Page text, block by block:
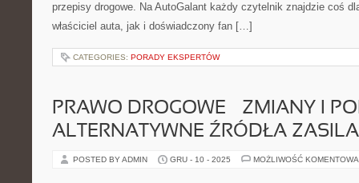
przepisy drogowe. Na AutoGalant każdy czytelnik znajdzie coś
właściciel auta, jak i doświadczony fan […]
CATEGORIES: PORADY EKSPERTÓW
PRAWO DROGOWE – ZMIANY I
ALTERNATYWNE ŹRÓDŁA
POSTED BY ADMIN GRU - 10 - 2025 MOŻLIWOŚĆ